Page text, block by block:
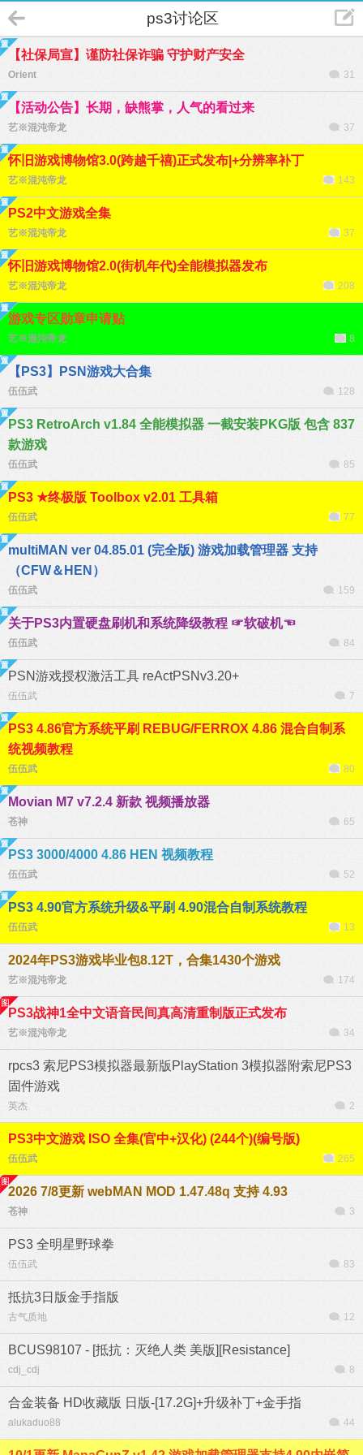
ps3讨论区
【社保局宣】谨防社保诈骗 守护财产安全
Orient 31
【活动公告】长期，缺熊掌，人气的看过来
艺※混沌帝龙 37
怀旧游戏博物馆3.0(跨越千禧)正式发布|+分辨率补丁
艺※混沌帝龙 143
PS2中文游戏全集
艺※混沌帝龙 37
怀旧游戏博物馆2.0(街机年代)全能模拟器发布
艺※混沌帝龙 208
游戏专区勋章申请贴
艺※混沌帝龙 8
【PS3】PSN游戏大合集
伍伍武 128
PS3 RetroArch v1.84 全能模拟器 一截安装PKG版 包含 837
款游戏
伍伍武 85
PS3 ★终极版 Toolbox v2.01 工具箱
伍伍武 77
multiMAN ver 04.85.01 (完全版) 游戏加载管理器 支持
（CFW＆HEN）
伍伍武 159
关于PS3内置硬盘刷机和系统降级教程 ☞软破机☜
伍伍武 84
PSN游戏授权激活工具 reActPSNv3.20+
伍伍武 7
PS3 4.86官方系统平刷 REBUG/FERROX 4.86 混合自制系
统视频教程
伍伍武 80
Movian M7 v7.2.4 新款 视频播放器
苍神 65
PS3 3000/4000 4.86 HEN 视频教程
伍伍武 52
PS3 4.90官方系统升级&平刷 4.90混合自制系统教程
伍伍武 13
2024年PS3游戏毕业包8.12T，合集1430个游戏
艺※混沌帝龙 174
PS3战神1全中文语音民间真高清重制版正式发布
艺※混沌帝龙 34
rpcs3 索尼PS3模拟器最新版PlayStation 3模拟器附索尼PS3
固件游戏
英杰 2
PS3中文游戏 ISO 全集(官中+汉化) (244个)(编号版)
伍伍武 265
2026 7/8更新 webMAN MOD 1.47.48q 支持 4.93
苍神 3
PS3 全明星野球拳
伍伍武 83
抵抗3日版金手指版
古气质地 12
BCUS98107 - [抵抗：灭绝人类 美版][Resistance]
cdj_cdj 8
合金装备 HD收藏版 日版-[17.2G]+升级补丁+金手指
alukaduo88 44